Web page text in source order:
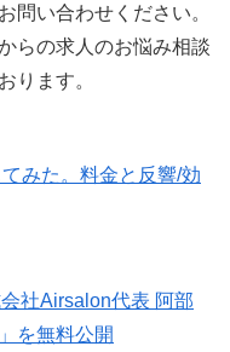
問い合わせください。
らの求人のお悩み相談
ります。
みた。料金と反響/効
社Airsalon代表 阿部
を無料公開